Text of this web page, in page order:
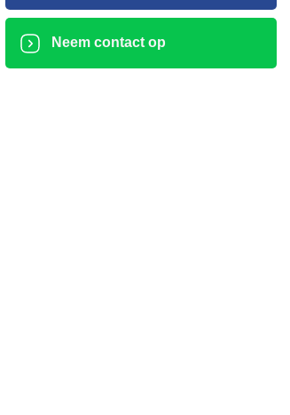
Neem contact op